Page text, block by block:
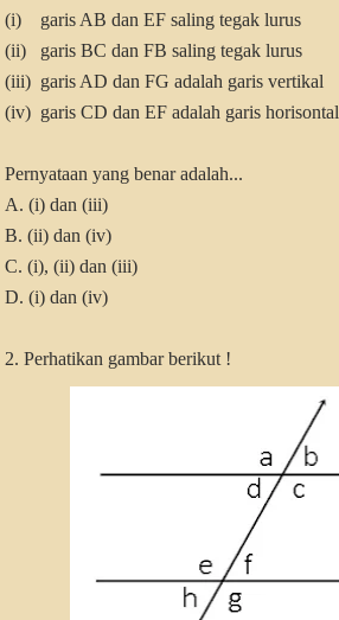
(i) garis AB dan EF saling tegak lurus
(ii) garis BC dan FB saling tegak lurus
(iii) garis AD dan FG adalah garis vertikal
(iv) garis CD dan EF adalah garis horisontal
Pernyataan yang benar adalah...
A. (i) dan (iii)
B. (ii) dan (iv)
C. (i), (ii) dan (iii)
D. (i) dan (iv)
2. Perhatikan gambar berikut !